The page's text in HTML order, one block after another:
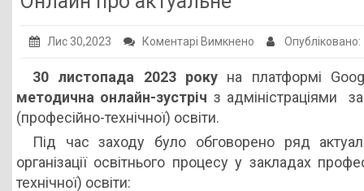
Публічна інформація
Заклади ПТО
Оголошення
Галерея
НМЦ ПТО України
Лис 30,2023 Коментарі Вимкнено до
про
актуальне
30 листопада 2023 року на платформі
методична онлайн-зустріч з адміністраціями
(професійно-технічної) освіти.
Під час заходу було обговорено ряд
організації освітнього процесу у закладах
технічної) освіти: